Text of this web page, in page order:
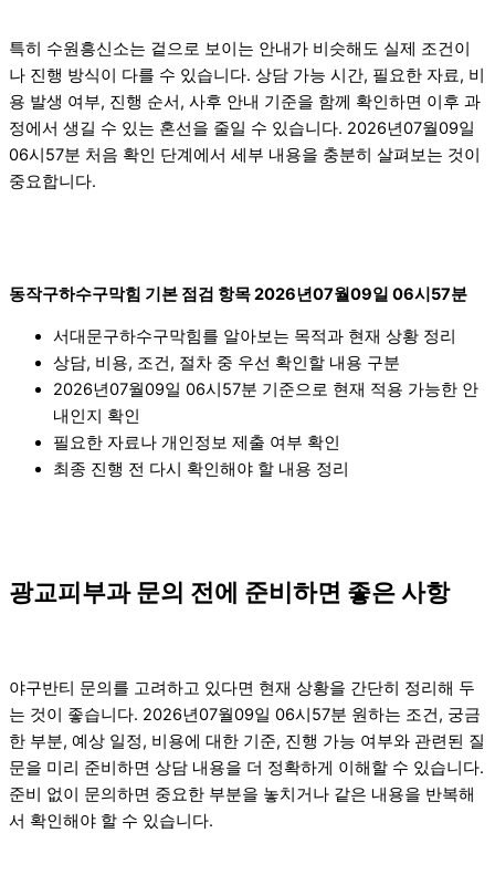
특히 수원흥신소는 겉으로 보이는 안내가 비슷해도 실제 조건이
나 진행 방식이 다를 수 있습니다. 상담 가능 시간, 필요한 자료, 비
용 발생 여부, 진행 순서, 사후 안내 기준을 함께 확인하면 이후 과
정에서 생길 수 있는 혼선을 줄일 수 있습니다. 2026년07월09일
06시57분 처음 확인 단계에서 세부 내용을 충분히 살펴보는 것이
중요합니다.
동작구하수구막힘 기본 점검 항목 2026년07월09일 06시57분
서대문구하수구막힘를 알아보는 목적과 현재 상황 정리
상담, 비용, 조건, 절차 중 우선 확인할 내용 구분
2026년07월09일 06시57분 기준으로 현재 적용 가능한 안
내인지 확인
필요한 자료나 개인정보 제출 여부 확인
최종 진행 전 다시 확인해야 할 내용 정리
광교피부과 문의 전에 준비하면 좋은 사항
야구반티 문의를 고려하고 있다면 현재 상황을 간단히 정리해 두
는 것이 좋습니다. 2026년07월09일 06시57분 원하는 조건, 궁금
한 부분, 예상 일정, 비용에 대한 기준, 진행 가능 여부와 관련된 질
문을 미리 준비하면 상담 내용을 더 정확하게 이해할 수 있습니다.
준비 없이 문의하면 중요한 부분을 놓치거나 같은 내용을 반복해
서 확인해야 할 수 있습니다.